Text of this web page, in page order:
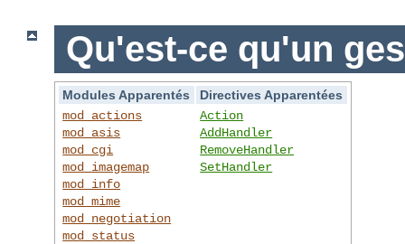
Qu'est-ce qu'un
Modules Apparentés
Directives Apparentées
mod_actions
mod_asis
mod_cgi
mod_imagemap
mod_info
mod_mime
mod_negotiation
mod_status
Action
AddHandler
RemoveHandler
SetHandler